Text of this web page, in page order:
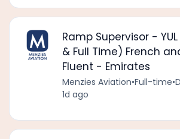
Ramp Supervisor -
& Full Time) French
Fluent - Emirates
Menzies Aviation•Full-time•
1d ago